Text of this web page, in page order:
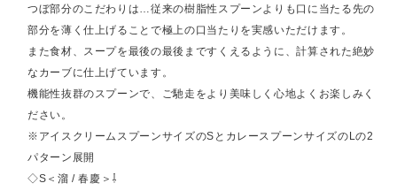
つぼ部分のこだわりは…従来の樹脂性スプーンよりも口に当たる先の
部分を薄く仕上げることで極上の口当たりを実感いただけます。
また食材、スープを最後の最後まですくえるように、計算された絶妙
なカーブに仕上げています。
機能性抜群のスプーンで、ご馳走をより美味しく心地よくお楽しみく
ださい。
※アイスクリームスプーンサイズのSとカレースプーンサイズのLの2
パターン展開
◇S＜溜 / 春慶＞⇩